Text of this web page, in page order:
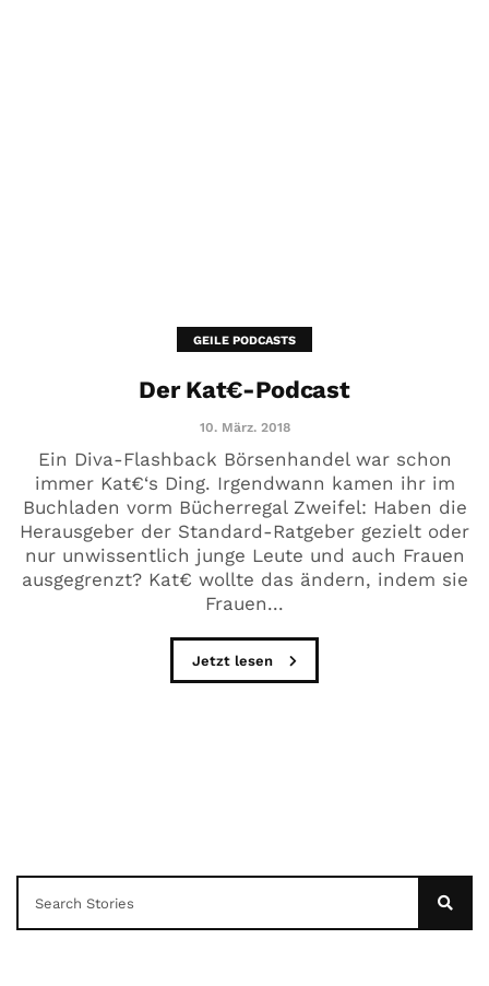
GEILE PODCASTS
Der Kat€-Podcast
10. März. 2018
Ein Diva-Flashback Börsenhandel war schon
immer Kat€‘s Ding. Irgendwann kamen ihr im
Buchladen vorm Bücherregal Zweifel: Haben die
Herausgeber der Standard-Ratgeber gezielt oder
nur unwissentlich junge Leute und auch Frauen
ausgegrenzt? Kat€ wollte das ändern, indem sie
Frauen...
Jetzt lesen